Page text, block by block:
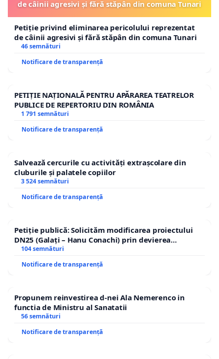
de câinii agresivi și fără stăpân din comuna Tunari
Petiție privind eliminarea pericolului reprezentat
de câinii agresivi și fără stăpân din comuna Tunari
46 semnături
Notificare de transparență
PETIȚIE NAȚIONALĂ PENTRU APĂRAREA TEATRELOR
PUBLICE DE REPERTORIU DIN ROMÂNIA
1 791 semnături
Notificare de transparență
Salvează cercurile cu activități extrașcolare din
cluburile și palatele copiilor
3 524 semnături
Notificare de transparență
Petiție publică: Solicităm modificarea proiectului
DN25 (Galați – Hanu Conachi) prin devierea
traseului în afara localităților!
104 semnături
Notificare de transparență
Propunem reinvestirea d-nei Ala Nemerenco in
functia de Ministru al Sanatatii
56 semnături
Notificare de transparență